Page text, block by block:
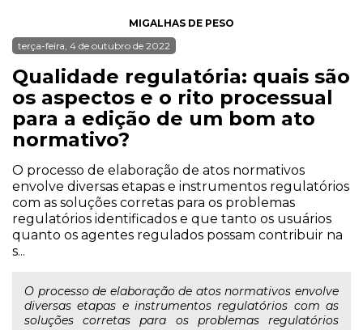
MIGALHAS DE PESO
terça-feira, 4 de outubro de 2022
Qualidade regulatória: quais são
os aspectos e o rito processual
para a edição de um bom ato
normativo?
O processo de elaboração de atos normativos
envolve diversas etapas e instrumentos regulatórios
com as soluções corretas para os problemas
regulatórios identificados e que tanto os usuários
quanto os agentes regulados possam contribuir na
s...
O processo de elaboração de atos normativos envolve
diversas etapas e instrumentos regulatórios com as
soluções corretas para os problemas regulatórios